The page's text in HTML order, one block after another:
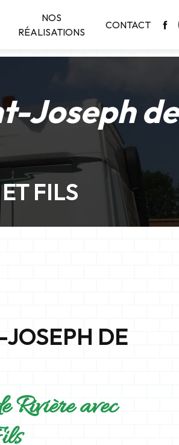
NOS
RÉALISATIONS
CONTACT
Joseph de
FILS
DE
Rivière avec